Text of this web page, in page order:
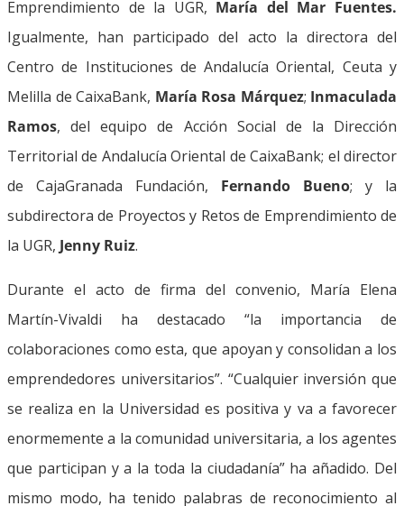
Emprendimiento de la UGR, María del Mar Fuentes.
Igualmente, han participado del acto la directora del
Centro de Instituciones de Andalucía Oriental, Ceuta y
Melilla de CaixaBank, María Rosa Márquez; Inmaculada
Ramos, del equipo de Acción Social de la Dirección
Territorial de Andalucía Oriental de CaixaBank; el director
de CajaGranada Fundación, Fernando Bueno; y la
subdirectora de Proyectos y Retos de Emprendimiento de
la UGR, Jenny Ruiz.
Durante el acto de firma del convenio, María Elena
Martín-Vivaldi ha destacado “la importancia de
colaboraciones como esta, que apoyan y consolidan a los
emprendedores universitarios”. “Cualquier inversión que
se realiza en la Universidad es positiva y va a favorecer
enormemente a la comunidad universitaria, a los agentes
que participan y a la toda la ciudadanía” ha añadido. Del
mismo modo, ha tenido palabras de reconocimiento al